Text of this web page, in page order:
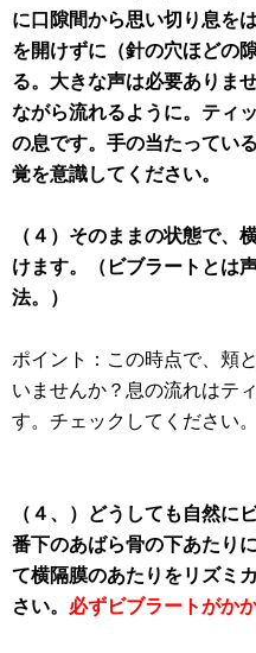
に口隙間から思い切り息を
を開けずに（針の穴ほどの
る。大きな声は必要ありま
ながら流れるように。ティ
の息です。手の当たってい
覚を意識してください。
（４）そのままの状態で、
けます。（ビブラートとは
法。）
ポイント：この時点で、頬
いませんか？息の流れはテ
す。チェックしてください。
（４、）どうしても自然に
番下のあばら骨の下あたり
て横隔膜のあたりをリズミ
さい。 必ずビブラートがか